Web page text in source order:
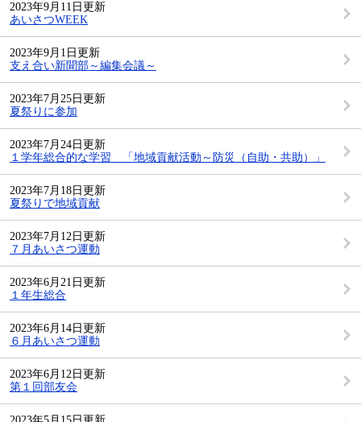
2023年9月11日更新
あいさつWEEK
2023年9月1日更新
支え合い新聞部～編集会議～
2023年7月25日更新
夏祭りに参加
2023年7月24日更新
１学年総合的な学習 「地域貢献活動～防災（自助・共助）」
2023年7月18日更新
夏祭りで地域貢献
2023年7月12日更新
７月あいさつ運動
2023年6月21日更新
１年生総合
2023年6月14日更新
６月あいさつ運動
2023年6月12日更新
第１回部友会